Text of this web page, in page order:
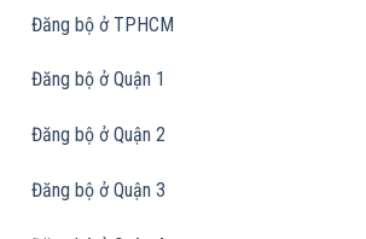
Đăng bộ ở TPHCM
Đăng bộ ở Quận 1
Đăng bộ ở Quận 2
Đăng bộ ở Quận 3